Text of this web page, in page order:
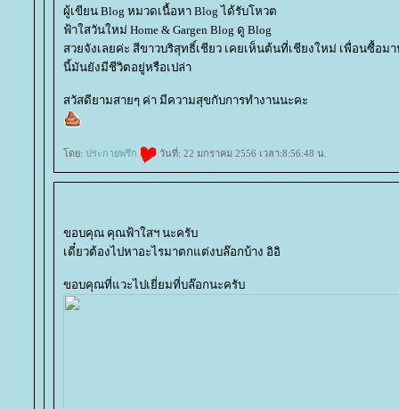
ผู้เขียน Blog หมวดเนื้อหา Blog ได้รับโหวต
ฟ้าใสวันใหม่ Home & Gargen Blog ดู Blog
สวยจังเลยค่ะ สีขาวบริสุทธิ์เชียว เคยเห็นต้นที่เชียงใหม่ เพื่อนซื้อม
นี้มันยังมีชีวิตอยู่หรือเปล่า
สวัสดียามสายๆ ค่า มีความสุขกับการทำงานนะคะ
ดย: ประกายพรึก วันที่: 22 มกราคม 2556 เวลา:8:56:48 น.
ขอบคุณ คุณฟ้าใสฯ นะครับ
เดี๋ยวต้องไปหาอะไรมาตกแต่งบล๊อกบ้าง อิอิ
ขอบคุณที่แวะไปเยี่ยมที่บล๊อกนะครับ